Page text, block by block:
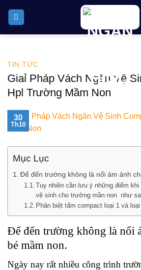
TIN TỨC
Giaỉ Pháp Vách Ngăn Vệ
Hpl Trường Mầm Non
30
Th10
Mục Lục
Để đến trường không là nổi ảm ảnh
Tuy nhiên cần lưu ý những điểm khi
vệ sinh cho trường mần non như
Phân biệt tấm compact loại 1 và
Để đến trường không là nổi
bé mầm non.
Ngày nay rất nhiều công trình